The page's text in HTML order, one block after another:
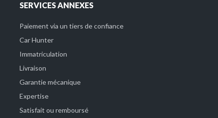
SERVICES ANNEXES
Paiement via un tiers de confiance
Car Hunter
Immatriculation
Livraison
Garantie mécanique
Expertise
Satisfait ou remboursé